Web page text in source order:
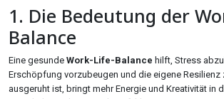
1. Die Bedeutung der
Balance
Eine gesunde Work-Life-Balance hilft, Stress
Erschöpfung vorzubeugen und die eigene Resilienz
ausgeruht ist, bringt mehr Energie und Kreativität in